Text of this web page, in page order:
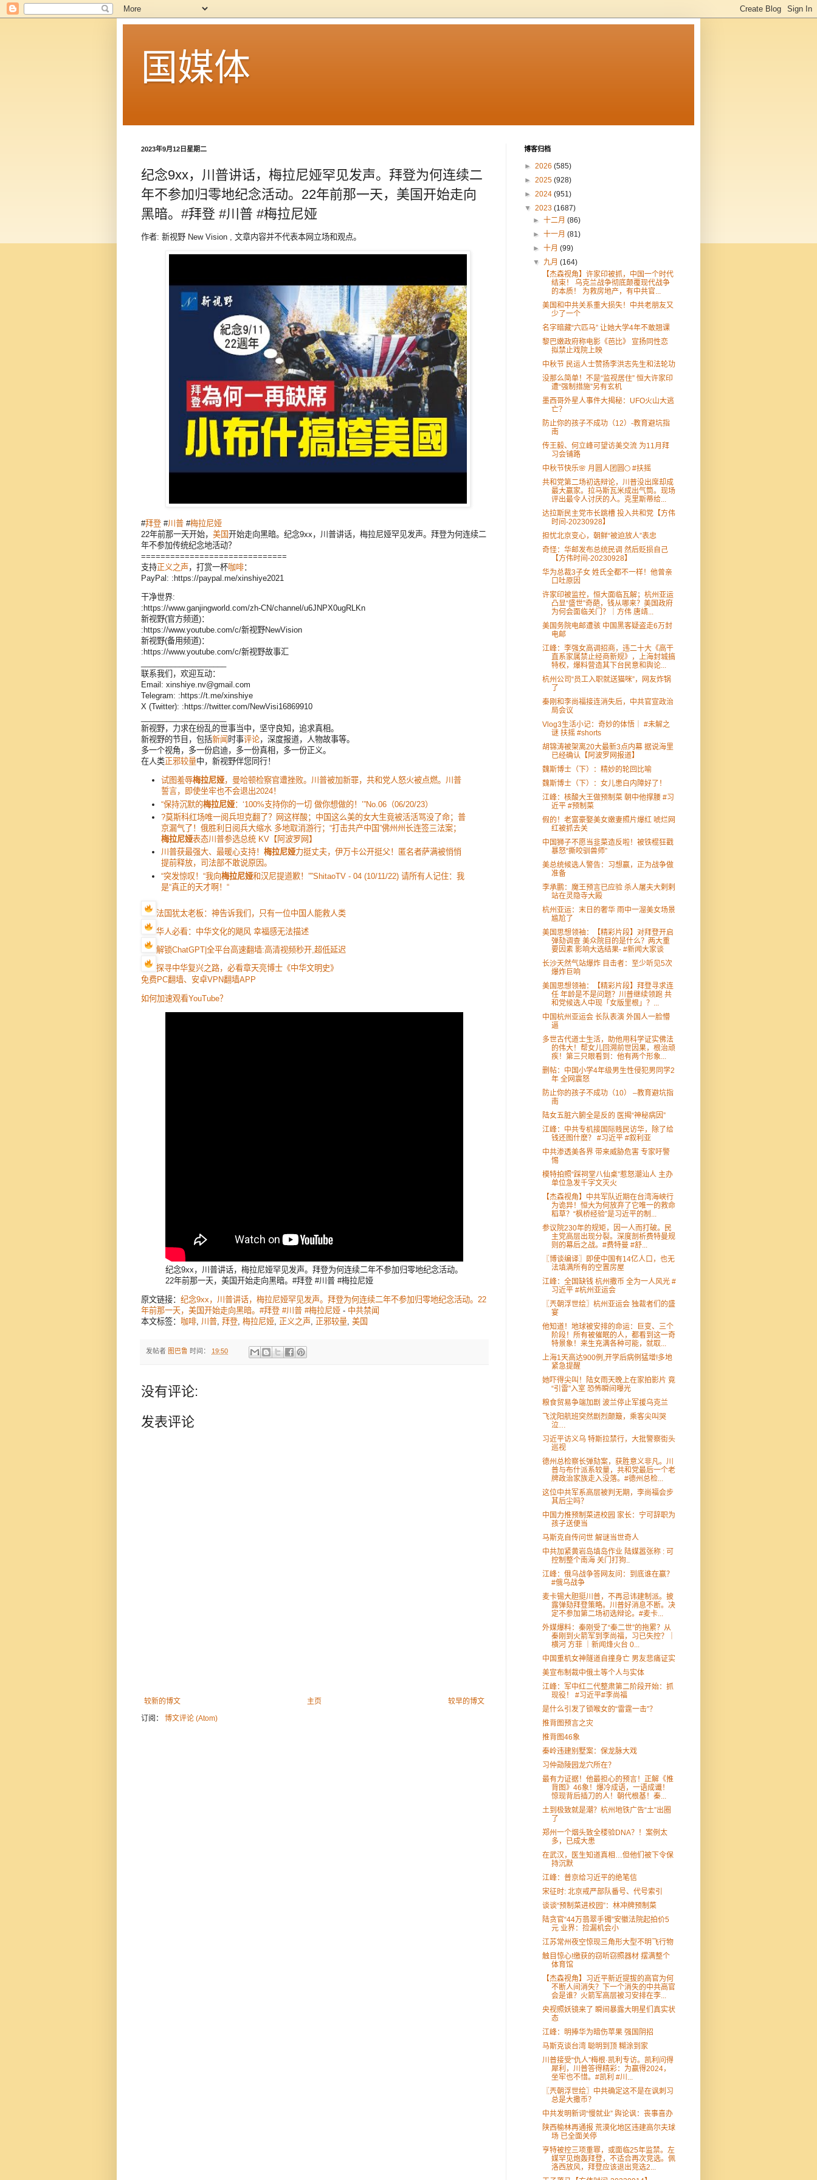
国媒体
2023年9月12日星期二
纪念9xx，川普讲话，梅拉尼娅罕见发声。拜登为何连续二
年不参加归零地纪念活动。22年前那一天，美国开始走向
黑暗。#拜登 #川普 #梅拉尼娅
作者: 新视野 New Vision , 文章内容并不代表本网立场和观点。
#拜登 #川普 #梅拉尼娅
22年前那一天开始， 美国开始走向黑暗。纪念9xx，川普讲话，梅拉尼娅罕见发声。拜登为何连续二
年不参加传统纪念地活动？
==============================
支持正义之声 ，打赏一杯咖啡：
PayPal: :https://paypal.me/xinshiye2021
干净世界:
:https://www.ganjingworld.com/zh-CN/channel/u6JNPX0ugRLKn
新视野(官方频道)：
:https://www.youtube.com/c/新视野NewVision
新视野(备用频道)：
:https://www.youtube.com/c/新视野故事汇
联系我们，欢迎互动：
Email: xinshiye.nv@gmail.com
Telegram: :https://t.me/xinshiye
X (Twitter): :https://twitter.com/NewVisi16869910
新视野，力求在纷乱的世事当中，坚守良知，追求真相。
新视野的节目，包括新闻 时事评论，深度报道，人物故事等。
多一个视角，多一份启迪，多一份真相，多一份正义。
在人类正邪较量中，新视野伴您同行！
试图羞辱梅拉尼娅，曼哈顿检察官遭挫败。川普被加新罪，共和党人怒火被点燃。川普
誓言，即使坐牢也不会退出2024！
“保持沉默的梅拉尼娅：‘100%支持你的一切 做你想做的！’”No.06（06/20/23）
?莫斯科红场唯一阅兵坦克翻了？网这样酸；中国这么美的女大生竟被活活骂没了命；普
京漏气了！俄胜利日阅兵大缩水 多地取消游行；“打击共产中国”佛州州长连签三法案；
梅拉尼娅表态川普参选总统 KV【阿波罗网】
川普获最强大、最暖心支持！ 梅拉尼娅力挺丈夫，伊万卡公开挺父！匿名者萨满被悄悄
提前释放，司法部不敢说原因。
“突发惊叹！“我向梅拉尼娅和汉尼提道歉！””ShitaoTV - 04 (10/11/22) 请所有人记住：我
是“真正的天才啊！“
法国犹太老板：神告诉我们，只有一位中国人能救人类
华人必看：中华文化的飓风 幸福感无法描述
解锁ChatGPT|全平台高速翻墙:高清视频秒开,超低延迟
探寻中华复兴之路，必看章天亮博士《中华文明史》
免费PC翻墙、安卓VPN翻墙APP
如何加速观看YouTube？
纪念9xx，川普讲话，梅拉尼娅罕见发声。拜登为何连续二年不参加归零地纪念活动。
22年前那一天，美国开始走向黑暗。#拜登 #川普 #梅拉尼娅
原文链接： 纪念9xx，川普讲话，梅拉尼娅罕见发声。拜登为何连续二年不参加归零地纪念活动。22
年前那一天，美国开始走向黑暗。#拜登 #川普 #梅拉尼娅 - 中共禁闻
本文标签： 咖啡, 川普, 拜登, 梅拉尼娅, 正义之声, 正邪较量, 美国
发帖者 图巴鲁 时间： 19:50
没有评论:
发表评论
较新的博文 较早的博文
主页
订阅： 博文评论 (Atom)
博客归档
► 2026 (585)
► 2025 (928)
► 2024 (951)
▼ 2023 (1687)
►十二月(86)
►十一月(81)
►十月(99)
▼ 九月(164)
【杰森视角】许家印被抓，中国一个时代
结束！ 乌克兰战争彻底颠覆现代战争
的本质！ 为救房地产，有中共官...
美国和中共关系重大损失！中共老朋友又
少了一个
名字暗藏“六匹马” 让她大学4年不敢翘课
黎巴嫩政府称电影《芭比》 宣扬同性恋
拟禁止戏院上映
中秋节 民运人士赞扬李洪志先生和法轮功
没那么简单！不是“监视居住” 恒大许家印
遭“强制措施”另有玄机
墨西哥外星人事件大揭秘：UFO火山大逃
亡？
防止你的孩子不成功（12）-教育避坑指
南
传王毅、何立峰可望访美交流 为11月拜
习会铺路
中秋节快乐🌸 月圆人团圆🌕 #扶摇
共和党第二场初选辩论，川普没出席却成
最大赢家。拉马斯瓦米成出气筒。现场
评出最令人讨厌的人。克里斯蒂给...
达拉斯民主党市长跳槽 投入共和党【方伟
时间-20230928】
担忧北京变心，朝鲜“被迫放人”表忠
奇怪：华邮发布总统民调 然后贬损自己
【方伟时间-20230928】
华为总裁3子女 姓氏全都不一样！他曾亲
口吐原因
许家印被监控，恒大面临瓦解；杭州亚运
凸显“盛世”奇葩，钱从哪来？美国政府
为何会面临关门？｜方伟 唐靖...
美国务院电邮遭骇 中国黑客疑盗走6万封
电邮
江峰：李强女高调招商，违二十大《高干
直系家属禁止经商新规》，上海封城搞
特权，爆料营造其下台民意和舆论...
杭州公司“员工入职就送猫咪”，网友炸锅
了
秦刚和李尚福接连消失后，中共官宣政治
局会议
Vlog3生活小记：奇妙的体悟｜ #未解之
谜 扶摇 #shorts
胡锦涛被架离20大最新3点内幕 据说海里
已经确认【阿波罗网报道】
魏斯博士（下）：精妙的轮回比喻
魏斯博士（下）：女儿患白内障好了！
江峰：核酸大王做预制菜 朝中他撑腰 #习
近平 #预制菜
假的！老富豪娶美女嫩妻照片爆红 唬烂网
红被抓去关
中国狮子不愿当韭菜造反啦！被铁棍狂戳
暴怒“撕咬驯兽师”
美总统候选人警告：习想赢，正为战争做
准备
李承鹏：魔王预言已应验 杀人屠夫大剌剌
站在灵隐寺大殿
杭州亚运：末日的奢华 雨中一溜美女场景
尴尬了
美国思想领袖：【精彩片段】对拜登开启
弹劾调查 美众院目的是什么？两大重
要因素 影响大选结果- #新闻大家谈
长沙天然气站爆炸 目击者：至少听见5次
爆炸巨响
美国思想领袖：【精彩片段】拜登寻求连
任 年龄是不是问题？川普继续领跑 共
和党候选人中现「女版里根」？...
中国杭州亚运会 长队表演 外国人一脸懵
逼
多世古代道士生活，助他用科学证实佛法
的伟大！帮女儿回溯前世因果，根治顽
疾！第三只眼看到：他有两个形象...
删帖：中国小学4年级男生性侵犯男同学2
年 全网震怒
防止你的孩子不成功（10） –教育避坑指
南
陆女五脏六腑全是反的 医揭“神秘病因”
江峰：中共专机接国际贱民访华，除了给
钱还图什麽？ #习近平 #叙利亚
中共渗透美各界 带来威胁危害 专家吁警
惕
模特拍照“踩祠堂八仙桌”惹怒潮汕人 主办
单位急发千字文灭火
【杰森视角】中共军队近期在台湾海峡行
为诡异！恒大为何放弃了它唯一的救命
稻草？“枫桥经验”是习近平的制...
参议院230年的规矩，因一人而打破。民
主党高层出现分裂。深度剖析费特曼规
则的幕后之战。#费特曼 #舒...
〖博谈编译〗即使中国有14亿人口，也无
法填满所有的空置房屋
江峰：全国缺钱 杭州撒币 全为一人风光 #
习近平 #杭州亚运会
〖兲朝浮世绘〗杭州亚运会 独裁者们的盛
宴
他知道！地球被安排的命运：巨变、三个
阶段！所有被催眠的人，都看到这一奇
特景象！来生充满各种可能，就取...
上海1天高达900例,开学后病例猛增!多地
紧急提醒
她吓得尖叫！陆女雨天晚上在家拍影片 竟
“引雷”入室 恐怖瞬间曝光
粮食贸易争端加剧 波兰停止军援乌克兰
飞沈阳航班突然剧烈颠簸，乘客尖叫哭
泣…
习近平访义乌 特斯拉禁行，大批警察街头
巡视
德州总检察长弹劾案，获胜意义非凡。川
普与布什派系较量，共和党最后一个老
牌政治家族走入没落。#德州总检...
这位中共军系高层被判无期，李尚福会步
其后尘吗？
中国力推预制菜进校园 家长：宁可辞职为
孩子送便当
马斯克自传问世 解谜当世奇人
中共加紧黄岩岛填岛作业 陆媒嚣张称 : 可
控制整个南海 关门打狗..
江峰：俄乌战争答网友问：到底谁在赢？
#俄乌战争
麦卡锡大胆挺川普，不再忌讳建制派。披
露弹劾拜登策略。川普好消息不断。决
定不参加第二场初选辩论。#麦卡...
外媒爆料：秦刚受了“秦二世”的拖累？从
秦刚到火箭军到李尚福，习已失控？｜
横河 方菲 ｜新闻烽火台 0...
中国重机女神隧道自撞身亡 男友悲痛证实
美宣布制裁中俄土等个人与实体
江峰：军中红二代整肃第二阶段开始：抓
现役！ #习近平#李尚福
是什么引发了锁喉女的“雷霆一击”？
推背图预言之灾
推背图46象
秦岭违建别墅案：保龙脉大戏
习仲勋陵园龙穴所在？
最有力证据！他最担心的预言！正解《推
背图》46象！爆冷成语，一语成谶！
惊现背后插刀的人！朝代根基！秦...
土到极致就是潮？杭州地铁广告“土”出圈
了
郑州一个烟头致全楼验DNA？！案例太
多，已成大患
在武汉，医生知道真相…但他们被下令保
持沉默
江峰：普京给习近平的绝笔信
宋征时: 北京戒严部队番号、代号索引
谈谈“预制菜进校园”：林冲牌预制菜
陆贪官“44万翡翠手镯”安徽法院起拍价5
元 业界：捡漏机会小
江苏常州夜空惊现三角形大型不明飞行物
触目惊心!缴获的窃听窃照器材 摆满整个
体育馆
【杰森视角】习近平新近提拔的高官为何
不断人间消失？下一个消失的中共高官
会是谁？火箭军高层被习安排在李...
央视照妖镜来了 瞬间暴露大明星们真实状
态
江峰：明捧华为暗伤苹果 强国阴招
马斯克谈台湾 聪明到顶 糊涂到家
川普接受“仇人”梅根·凯利专访。凯利问得
犀利，川普答得精彩：为赢得2024，
坐牢也不惜。#凯利 #川...
〖兲朝浮世绘〗中共确定这不是在讽刺习
总是大撒币？
中共发明新词“慢就业” 舆论讽：丧事喜办
陕西榆林再通报 荒漠化地区违建高尔夫球
场 已全面关停
亨特被控三项重罪，或面临25年监禁。左
媒罕见炮轰拜登，不适合再次竞选。佩
洛西放风，拜登应该退出竞选2...